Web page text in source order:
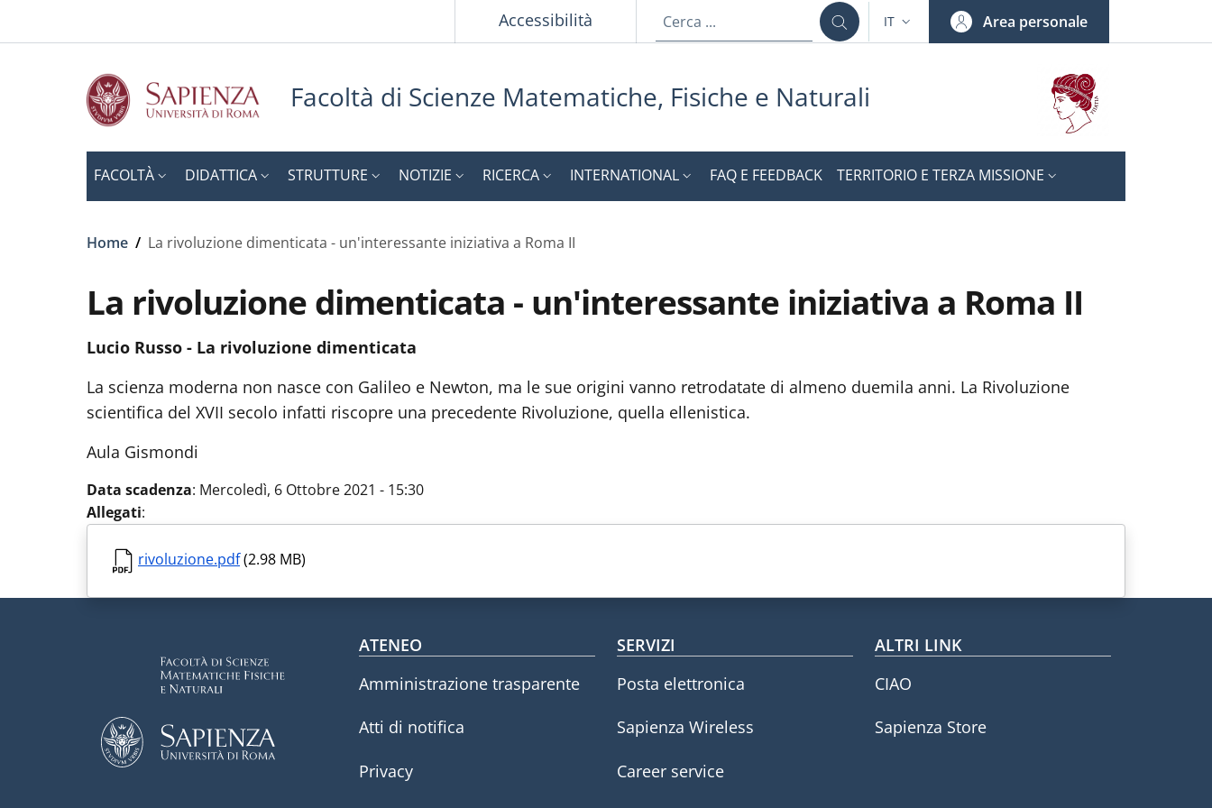
Accessibilità SELETTORE LINGUA: CURRENT LANGUAGE
IT Area personale
Facoltà di Scienze Matematiche, Fisiche e Naturali
FACOLTÀ DIDATTICA STRUTTURE NOTIZIE RICERCA INTERNATIONAL FAQ E FEEDBACK TERRITORIO E TERZA MISSIONE
Briciole di pane
Home / La rivoluzione dimenticata - un'interessante iniziativa a Roma II
La rivoluzione dimenticata - un'interessante iniziativa a Roma II
Lucio Russo - La rivoluzione dimenticata
La scienza moderna non nasce con Galileo e Newton, ma le sue origini vanno retrodatate di almeno duemila anni. La Rivoluzione
scientifica del XVII secolo infatti riscopre una precedente Rivoluzione, quella ellenistica.
Aula Gismondi
Data scadenza: Mercoledì, 6 Ottobre 2021 - 15:30
Allegati:
rivoluzione.pdf(2.98 MB)
Footer menu
ATENEO
Amministrazione trasparente
Atti di notifica
Privacy
SERVIZI
Posta elettronica
Sapienza Wireless
Career service
ALTRI LINK
CIAO
Sapienza Store